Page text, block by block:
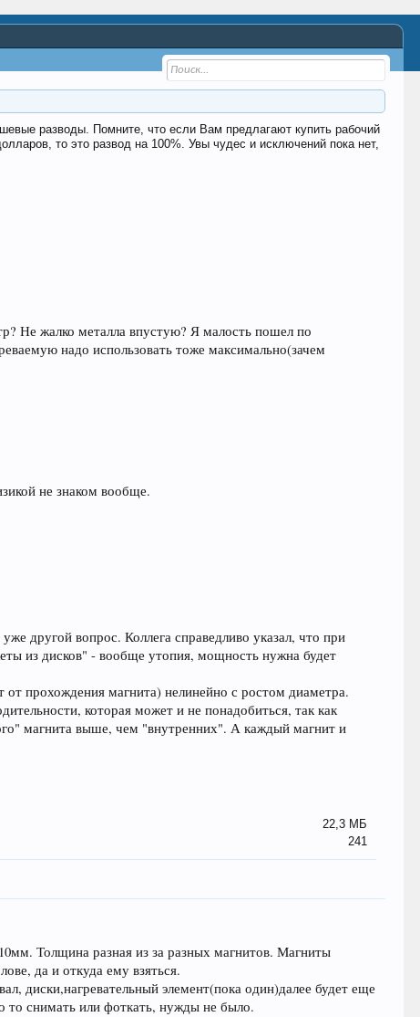
разводы. Помните, что если Вам предлагают купить рабочий
то это развод на 100%. Увы чудес и исключений пока нет,
Не жалко металла впустую? Я малость пошел по
надо использовать тоже максимально(зачем
не знаком вообще.
другой вопрос. Коллега справедливо указал, что при
из дисков" - вообще утопия, мощность нужна будет
прохождения магнита) нелинейно с ростом диаметра.
которая может и не понадобиться, так как
магнита выше, чем "внутренних". А каждый магнит и
22,3 МБ
241
Толщина разная из за разных магнитов. Магниты
да и откуда ему взяться.
диски,нагревательный элемент(пока один)далее будет еще
то снимать или фоткать, нужды не было.